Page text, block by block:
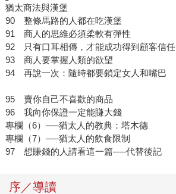
猶太商法與漢堡
90 整條馬路的人都在吃漢堡
91 商人的思維必須柔軟有彈性
92 只有口耳相傳，才能成功得到顧客信任
93 商人要掌握人類的欲望
94 再說一次：隨時都要鎖定女人和嘴巴
95 賣你自己不喜歡的商品
96 我向你保證一定能賺大錢
專欄（6）──猶太人的教典：塔木德
專欄（7）──猶太人的飲食限制
97 想賺錢的人請看這一篇──代替後記
序／導讀